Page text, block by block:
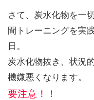
さて、炭水化物を一
間トレーニングを実
日。
炭水化物抜き、状況
機嫌悪くなります。
要注意！！